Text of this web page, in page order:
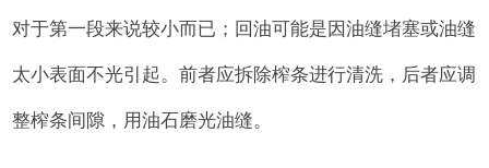
对于第一段来说较小而已；回油可能是因油缝堵塞或油缝
太小表面不光引起。前者应拆除榨条进行清洗，后者应调
整榨条间隙，用油石磨光油缝。